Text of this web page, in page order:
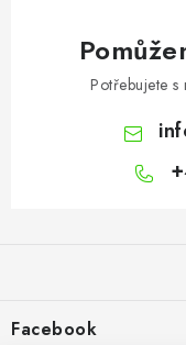
Potřebujete s
aFacebook